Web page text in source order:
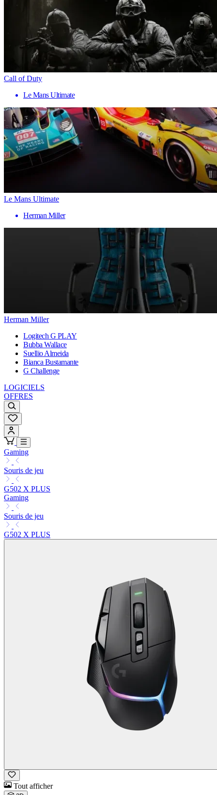
Call of Duty
Le Mans Ultimate
Le Mans Ultimate
Herman Miller
Herman Miller
Logitech G PLAY
Bubba Wallace
Suellio Almeida
Bianca Bustamante
G Challenge
LOGICIELS
OFFRES
Gaming
Souris de jeu
G502 X PLUS
Gaming
Souris de jeu
G502 X PLUS
Tout afficher